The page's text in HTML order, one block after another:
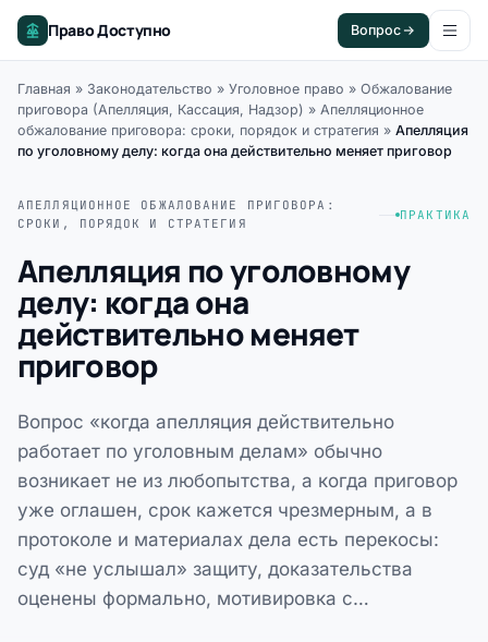
Право Доступно Вопрос
Главная » Законодательство » Уголовное право » Обжалование
приговора (Апелляция, Кассация, Надзор) » Апелляционное
обжалование приговора: сроки, порядок и стратегия » Апелляция
по уголовному делу: когда она действительно меняет приговор
АПЕЛЛЯЦИОННОЕ ОБЖАЛОВАНИЕ ПРИГОВОРА:
СРОКИ, ПОРЯДОК И СТРАТЕГИЯ
ПРАКТИКА
Апелляция по уголовному
делу: когда она
действительно меняет
приговор
Вопрос «когда апелляция действительно
работает по уголовным делам» обычно
возникает не из любопытства, а когда приговор
уже оглашен, срок кажется чрезмерным, а в
протоколе и материалах дела есть перекосы:
суд «не услышал» защиту, доказательства
оценены формально, мотивировка с…